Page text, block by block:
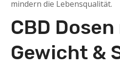
mindern die Lebensqualität.
CBD
Gewicht &